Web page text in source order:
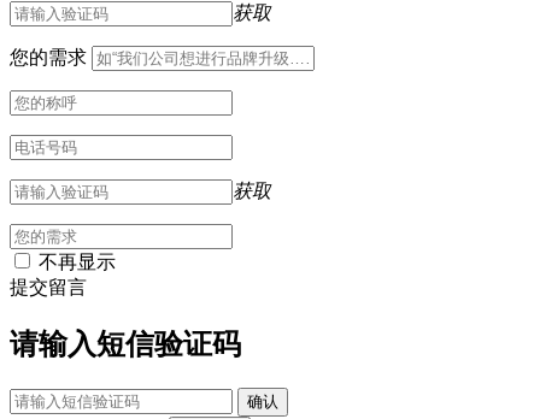
获取
您的需求
获取
不再显示
提交留言
请输入短信验证码
确认